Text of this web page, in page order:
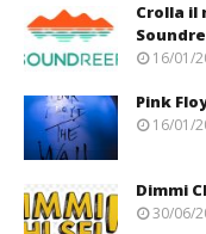
Crolla il
16/01/
Pink
16/01/
Dimmi
30/06/